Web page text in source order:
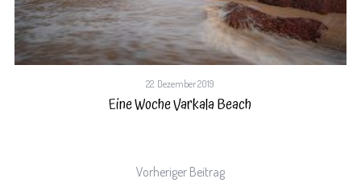
22. Dezember 2019
Eine Woche Varkala Beach
Vorheriger Beitrag